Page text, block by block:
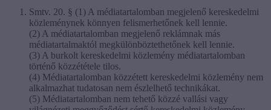
Smtv. 20. § (1) A médiatartalomban megjelenő kereskedelmi
közleménynek könnyen felismerhetőnek kell lennie.
(2) A médiatartalomban megjelenő reklámnak más
médiatartalmaktól megkülönböztethetőnek kell lennie.
(3) A burkolt kereskedelmi közlemény médiatartalomban
történő közzététele tilos.
(4) Médiatartalomban közzétett kereskedelmi közlemény nem
alkalmazhat tudatosan nem észlelhető technikákat.
(5) Médiatartalomban nem tehető közzé vallási vagy